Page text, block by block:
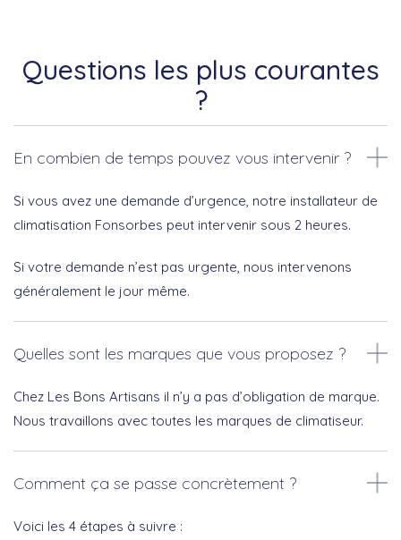
Questions les plus courantes
?
En combien de temps pouvez vous intervenir ?
Si vous avez une demande d’urgence, notre installateur de
climatisation Fonsorbes peut intervenir sous 2 heures.
Si votre demande n’est pas urgente, nous intervenons
généralement le jour même.
Quelles sont les marques que vous proposez ?
Chez Les Bons Artisans il n’y a pas d’obligation de marque.
Nous travaillons avec toutes les marques de climatiseur.
Comment ça se passe concrètement ?
Voici les 4 étapes à suivre :